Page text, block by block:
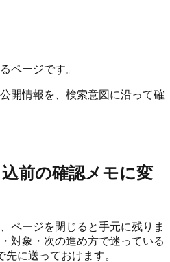
ページです。
開情報を、検索意図に沿って確
前の確認メモに変
ページを閉じると手元に残りま
対象・次の進め方で迷っている
に送っておけます。